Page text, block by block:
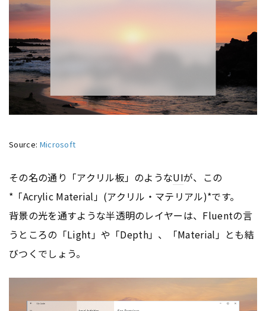
Source: Microsoft
その名の通り「アクリル板」のようなUIが、この
*「Acrylic Material」(アクリル・マテリアル)*です。
背景の光を通すような半透明のレイヤーは、Fluentの言
うところの「Light」や「Depth」、「Material」とも結
びつくでしょう。